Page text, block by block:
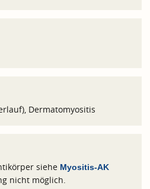
Dermatomyositis
siehe Myositis-AK
nicht möglich.